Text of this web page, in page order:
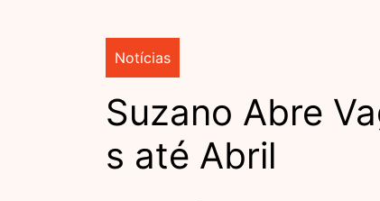
Notícias
Suzano Abre
s até Abril